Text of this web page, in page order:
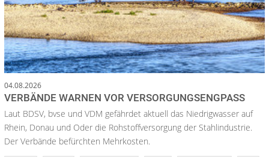
04.08.2026
VERBÄNDE WARNEN VOR VERSORGUNGSENGPASS
Laut BDSV, bvse und VDM gefährdet aktuell das Niedrigwasser auf
Rhein, Donau und Oder die Rohstoffversorgung der Stahlindustrie.
Der Verbände befürchten Mehrkosten.